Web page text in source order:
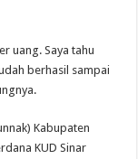
uang. Saya tahu
berhasil sampai
Kabupaten
KUD Sinar